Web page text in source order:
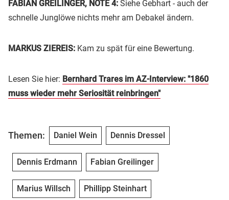
FABIAN GREILINGER, NOTE 4: Siehe Gebhart - auch der
schnelle Junglöwe nichts mehr am Debakel ändern.
MARKUS ZIEREIS: Kam zu spät für eine Bewertung.
Lesen Sie hier: Bernhard Trares im AZ-Interview: "1860
muss wieder mehr Seriosität reinbringen"
Themen: Daniel Wein Dennis Dressel
Dennis Erdmann Fabian Greilinger
Marius Willsch Phillipp Steinhart